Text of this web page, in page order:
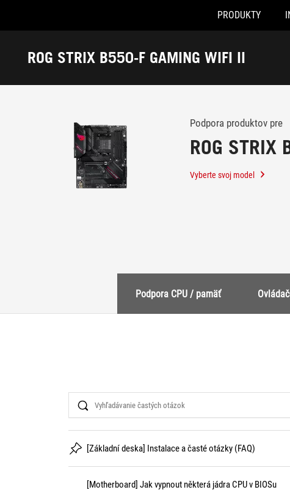
Accessibility links
PRODUKTY
ROG STRIX B550-F GAMING WIFI II
Podpora
Podpora produktov pre
ROG STRIX
Vyberte svoj model
Podpora CPU / pamäť
Search
[Základní deska] Instalace a časté otázky (FAQ)
[Motherboard] Jak vypnout některá jádra CPU v BIOSu